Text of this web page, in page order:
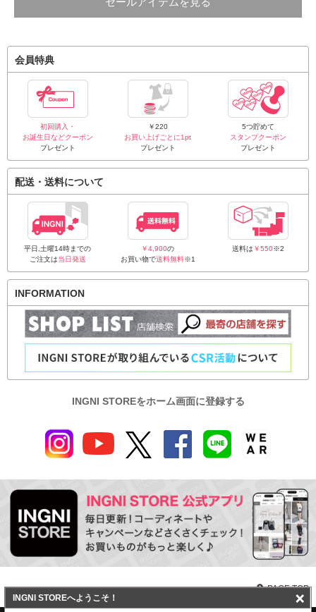
会員特典
初回購入・
お誕生日などクーポン
プレゼント
￥220
お買い上げごとに1pt
プレゼント
5つ貯めて
スタンプクーポン
プレゼント
配送・送料について
平日,土曜14時までの
ご注文は当日発送
￥4,900の
お買い物で送料無料※1
送料は ￥550※2
INFORMATION
INGNI STOREをホーム画面に登録する
PAGE TOP
INGNI STOREへようこそ！ ×